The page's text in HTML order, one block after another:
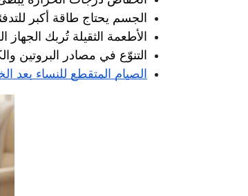
الجسم يحتاج طاقة أكبر
الأطعمة الثقيلة تُربك
التنوّع في مصادر البروتين
الصيام المتقطع للنساء بعد